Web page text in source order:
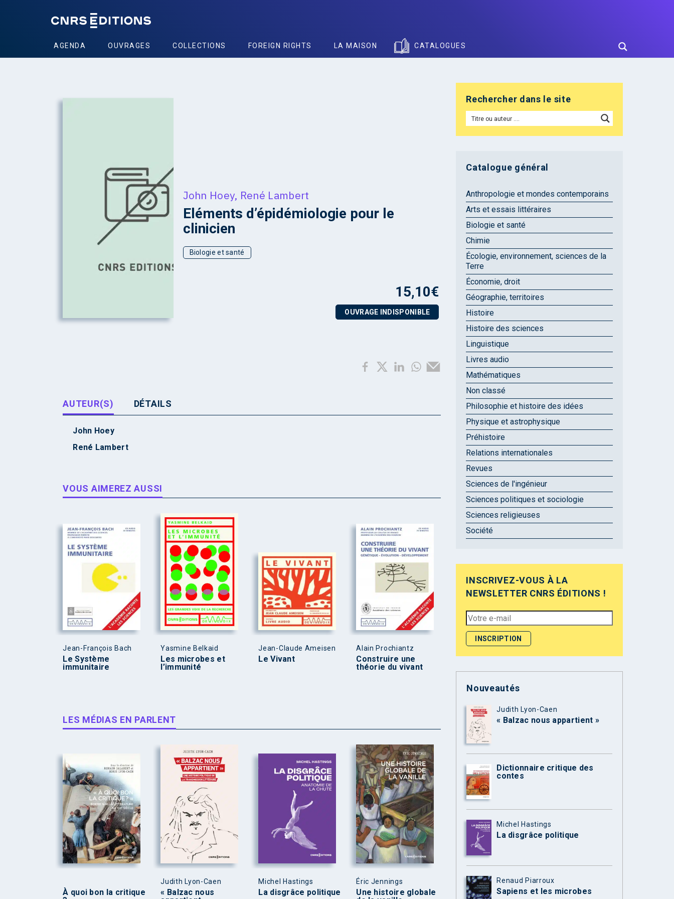
AGENDA OUVRAGES COLLECTIONS FOREIGN RIGHTS LA MAISON CATALOGUES
John Hoey, René Lambert
Eléments d’épidémiologie pour le
clinicien
Biologie et santé
15,10€
OUVRAGE INDISPONIBLE
AUTEUR(S) DÉTAILS
John Hoey
René Lambert
VOUS AIMEREZ AUSSI
Jean-François Bach
Le Système
immunitaire
Yasmine Belkaid
Les microbes et
l’immunité
Jean-Claude Ameisen
Le Vivant
Alain Prochiantz
Construire une
théorie du vivant
LES MÉDIAS EN PARLENT
À quoi bon la critique
Judith Lyon-Caen
« Balzac nous
Michel Hastings
La disgrâce politique
Éric Jennings
Une histoire globale
Rechercher dans le site
Catalogue général
Anthropologie et mondes contemporains
Arts et essais littéraires
Biologie et santé
Chimie
Écologie, environnement, sciences de la
Terre
Économie, droit
Géographie, territoires
Histoire
Histoire des sciences
Linguistique
Livres audio
Mathématiques
Non classé
Philosophie et histoire des idées
Physique et astrophysique
Préhistoire
Relations internationales
Revues
Sciences de l'ingénieur
Sciences politiques et sociologie
Sciences religieuses
Société
INSCRIVEZ-VOUS À LA
NEWSLETTER CNRS ÉDITIONS !
Nouveautés
Judith Lyon-Caen
« Balzac nous appartient »
Dictionnaire critique des
contes
Michel Hastings
La disgrâce politique
Renaud Piarroux
Sapiens et les microbes